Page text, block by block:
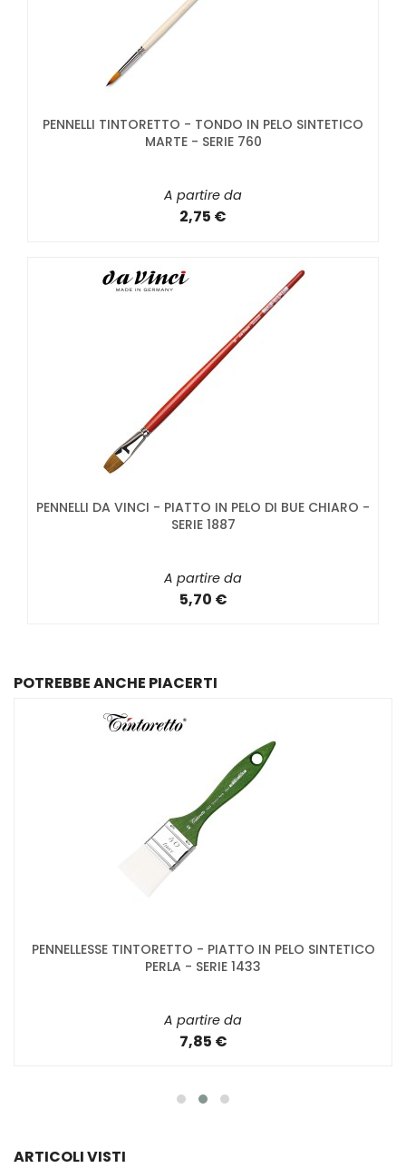
PENNELLI TINTORETTO - TONDO IN PELO SINTETICO
MARTE - SERIE 760
A partire da
2,75 €
PENNELLI DA VINCI - PIATTO IN PELO DI BUE CHIARO -
SERIE 1887
A partire da
5,70 €
POTREBBE ANCHE PIACERTI
PENNELLESSE TINTORETTO - PIATTO IN PELO SINTETICO
PERLA - SERIE 1433
A partire da
7,85 €
ARTICOLI VISTI